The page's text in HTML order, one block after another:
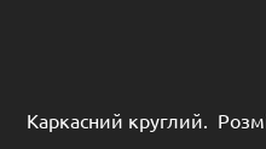
Каркасний круглий.